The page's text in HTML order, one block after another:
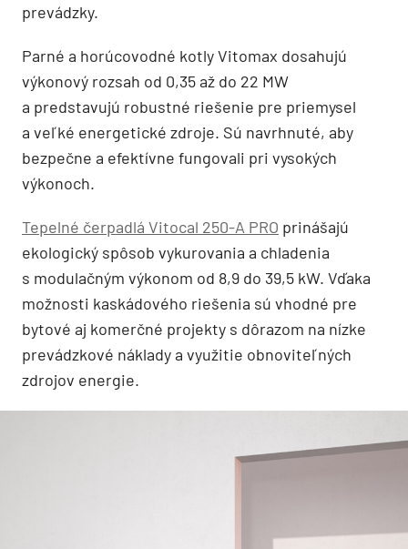
prevádzky.
Parné a horúcovodné kotly Vitomax dosahujú
výkonový rozsah od 0,35 až do 22 MW
a predstavujú robustné riešenie pre priemysel
a veľké energetické zdroje. Sú navrhnuté, aby
bezpečne a efektívne fungovali pri vysokých
výkonoch.
Tepelné čerpadlá Vitocal 250-A PRO prinášajú
ekologický spôsob vykurovania a chladenia
s modulačným výkonom od 8,9 do 39,5 kW. Vďaka
možnosti kaskádového riešenia sú vhodné pre
bytové aj komerčné projekty s dôrazom na nízke
prevádzkové náklady a využitie obnoviteľných
zdrojov energie.